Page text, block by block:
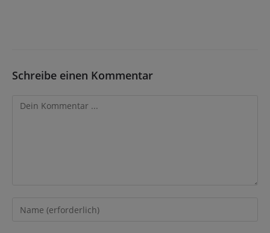
Schreibe einen Kommentar
Kommentieren
Gib